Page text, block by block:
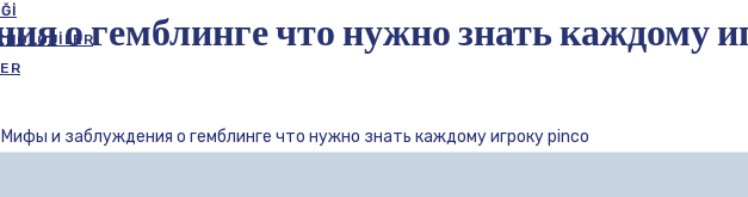
о гемблинге что нужно знать каждому
Мифы и заблуждения о гемблинге что нужно знать каждому игроку pinco